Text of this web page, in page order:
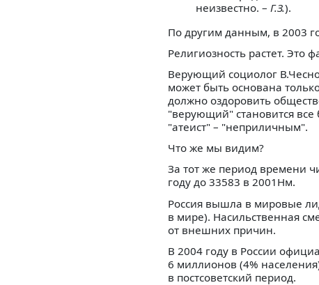
неизвестно. – Г.З.).
По другим данным, в 2003
Религиозность растет. Это
Верующий социолог
может быть основана
должно оздоровить
"верующий" становится
"атеист" – "неприличным".
Что же мы видим?
За тот же период времени
году до 33583 в 2001Нм.
Россия вышла в мировые
в мире). Насильственная
от внешних причин.
В 2004 году в России
6 миллионов (4%
в постсоветский период.